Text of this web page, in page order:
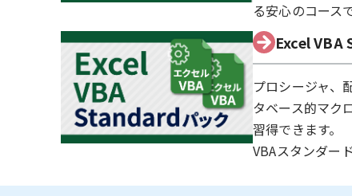
る安心のコース
Excel
プロシージャ、
タベース的マク
習得できます。
VBAスタンダー